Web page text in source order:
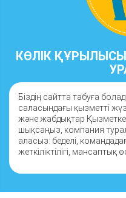
КӨЛІК
Біздің сайтта табуға
саласындағы қызметті
және жабдықтар
шықсаңыз, компания
аласыз: беделі,
жеткіліктілігі, мансаптық